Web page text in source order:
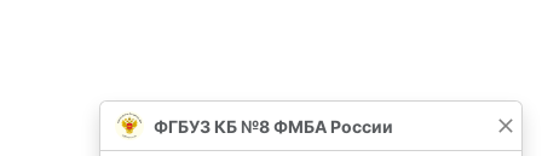
ФГБУЗ КБ №8 ФМБА России